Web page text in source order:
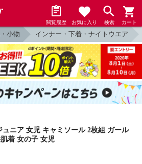
閲覧履歴 お気に入り 検索 カート
小物 インナー・下着・ナイトウエア
ニア 女児 キャミソール 2枚組 ガール
着 女の子 女児